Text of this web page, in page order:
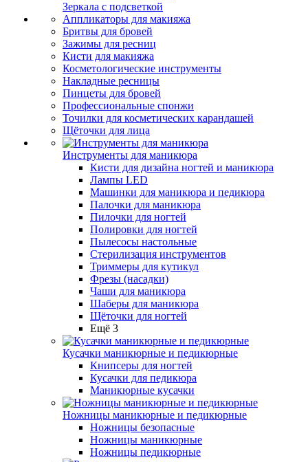
Зеркала с подсветкой
Аппликаторы для макияжа
Бритвы для бровей
Зажимы для ресниц
Кисти для макияжа
Косметологические инструменты
Накладные ресницы
Пинцеты для бровей
Профессиональные спонжи
Точилки для косметических карандашей
Щёточки для лица
Инструменты для маникюра
Кисти для дизайна ногтей и маникюра
Лампы LED
Машинки для маникюра и педикюра
Палочки для маникюра
Пилочки для ногтей
Полировки для ногтей
Пылесосы настольные
Стерилизация инструментов
Триммеры для кутикул
Фрезы (насадки)
Чаши для маникюра
Шаберы для маникюра
Щёточки для ногтей
Ещё 3
Кусачки маникюрные и педикюрные
Книпсеры для ногтей
Кусачки для педикюра
Маникюрные кусачки
Ножницы маникюрные и педикюрные
Ножницы безопасные
Ножницы маникюрные
Ножницы педикюрные